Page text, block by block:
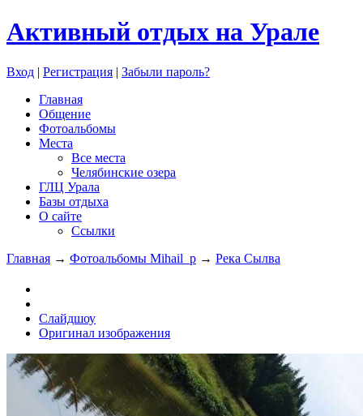
Активный отдых на Урале
Вход | Регистрация | Забыли пароль?
Главная
Общение
Фотоальбомы
Места
Все места
Челябинские озера
ГЛЦ Урала
Базы отдыха
О сайте
Ссылки
Главная → Фотоальбомы Mihail_p → Река Сылва
Слайдшоу
Оригинал изображения